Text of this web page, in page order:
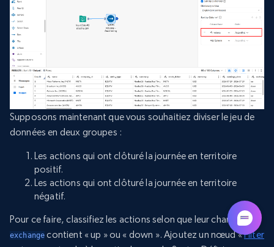
Supposons maintenant que vous souhaitiez diviser le jeu de
données en deux groupes :
Les actions qui ont clôturé la journée en territoire
positif.
Les actions qui ont clôturé la journée en territoire
négatif.
Pour ce faire, classifiez les actions selon que leur champ
exchange contient « up » ou « down ». Ajoutez un nœud «Filter